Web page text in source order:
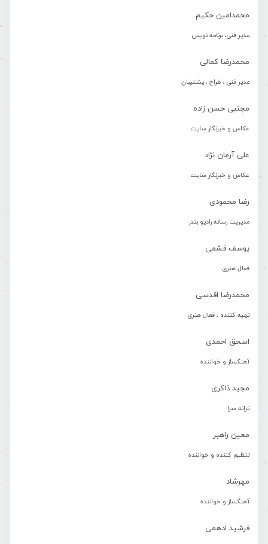
محمدامین حکیم
مدیر فنی، برنامه نویس
محمدرضا کمالی
مدیر فنی ، طراح ، پشتیبان
مجتبی حسن زاده
عکاس و خبرنگار سایت
علی آرمان نژاد
عکاس و خبرنگار سایت
رضا محمودی
مدیریت رسانه رادیو بندر
یوسف قشمی
فعال هنری
محمدرضا اقدسی
تهیه کننده ، فعال هنری
اسحق احمدی
آهنگساز و خواننده
مجید ذاکری
ترانه سرا
معین راهبر
تنظیم کننده و خواننده
مهرشاد
آهنگساز و خواننده
فرشید ادهمی